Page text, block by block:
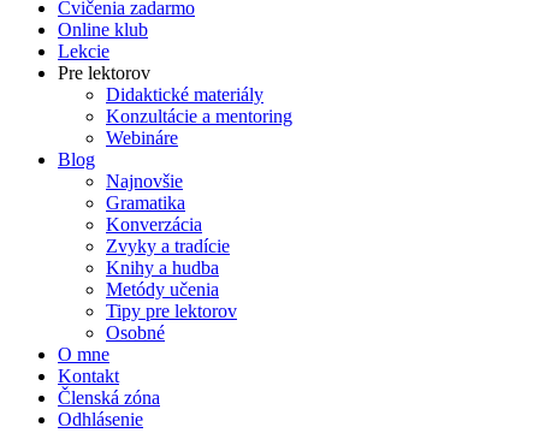
Cvičenia zadarmo
Online klub
Lekcie
Pre lektorov
Didaktické materiály
Konzultácie a mentoring
Webináre
Blog
Najnovšie
Gramatika
Konverzácia
Zvyky a tradície
Knihy a hudba
Metódy učenia
Tipy pre lektorov
Osobné
O mne
Kontakt
Členská zóna
Odhlásenie